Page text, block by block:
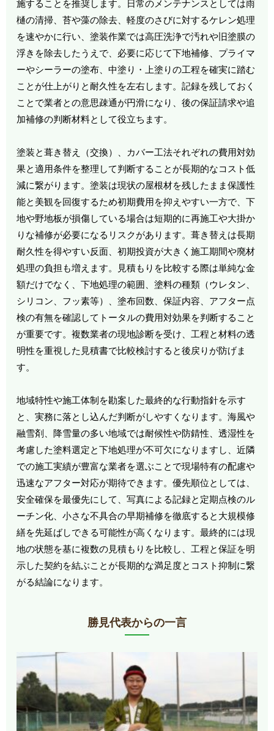
施することを推奨します。日常のメンテナンスとしては雨
樋の清掃、苔や藻の除去、軽度のさびに対するケレン処理
を速やかに行い、塗装作業では高圧洗浄で汚れや旧塗膜の
浮きを除去したうえで、必要に応じて下地補修、プライマ
ーやシーラーの塗布、中塗り・上塗りの工程を確実に踏む
ことが仕上がりと耐久性を左右します。記録を残しておく
ことで業者との意思疎通が円滑になり、後の保証請求や追
加補修の判断材料として役立ちます。
塗装と葺き替え（交換）、カバー工法それぞれの費用対効
果と適用条件を整理して判断することが長期的なコスト低
減に繋がります。塗装は現状の屋根材を残したまま保護性
能と美観を回復するため初期費用を抑えやすい一方で、下
地や野地板が損傷している場合は短期的に再施工や大掛か
りな補修が必要になるリスクがあります。葺き替えは長期
耐久性を得やすい反面、初期投資が大きく施工期間や廃材
処理の負担も増えます。見積もりを比較する際は単純な金
額だけでなく、下地処理の範囲、塗料の種類（ウレタン、
シリコン、フッ素等）、塗布回数、保証内容、アフター点
検の有無を確認してトータルの費用対効果を判断すること
が重要です。複数業者の現地診断を受け、工程と材料の透
明性を重視した見積書で比較検討すると後戻りが防げま
す。
地域特性や施工体制を勘案した最終的な行動指針を示す
と、実務に落とし込んだ判断がしやすくなります。海風や
融雪剤、降雪量の多い地域では耐候性や防錆性、透湿性を
考慮した塗料選定と下地処理が不可欠になりますし、近隣
での施工実績が豊富な業者を選ぶことで現場特有の配慮や
迅速なアフター対応が期待できます。優先順位としては、
安全確保を最優先にして、写真による記録と定期点検のル
ーチン化、小さな不具合の早期補修を徹底すると大規模修
繕を先延ばしできる可能性が高くなります。最終的には現
地の状態を基に複数の見積もりを比較し、工程と保証を明
示した契約を結ぶことが長期的な満足度とコスト抑制に繋
がる結論になります。
勝見代表からの一言